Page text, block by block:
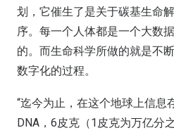
划，它催生了是关于碳基生命
序。每一个人体都是一个大数
的。而生命科学所做的就是不
数字化的过程。
“迄今为止，在这个地球上信息
DNA，6皮克（1皮克为万亿分